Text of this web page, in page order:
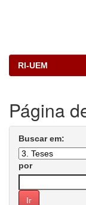
RI-UEM
Página
Buscar em:
por